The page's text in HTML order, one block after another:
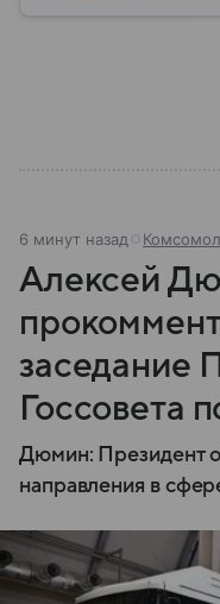
6 минут назад
Алексей
заседание
Госсовета
Дюмин: Президент
направления в